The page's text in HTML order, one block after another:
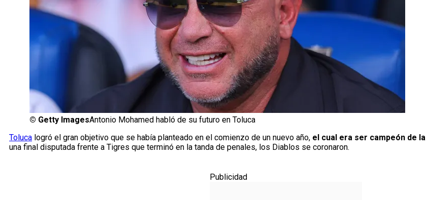
© Getty ImagesAntonio Mohamed habló de su futuro en Toluca
Toluca logró el gran objetivo que se había planteado en el comienzo de un nuevo año, el cual era ser campeón de la
una final disputada frente a Tigres que terminó en la tanda de penales, los Diablos se coronaron.
Publicidad